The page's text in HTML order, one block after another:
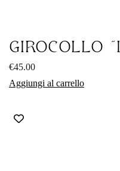
GIROCOLLO
€45.00
Aggiungi al carrello